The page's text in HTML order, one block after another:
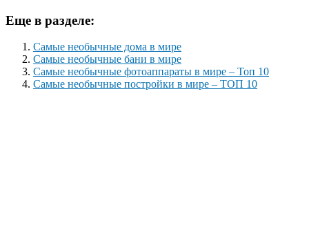
Еще в разделе:
Самые необычные дома в мире
Самые необычные бани в мире
Самые необычные фотоаппараты в мире – Топ 10
Самые необычные постройки в мире – ТОП 10